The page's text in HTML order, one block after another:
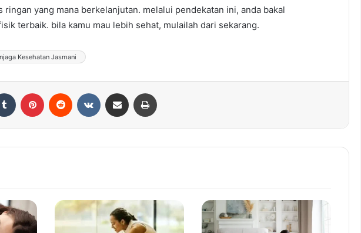
ringan yang mana berkelanjutan. melalui pendekatan ini, anda bakal
terbaik. bila kamu mau lebih sehat, mulailah dari sekarang.
Kesehatan Jasmani